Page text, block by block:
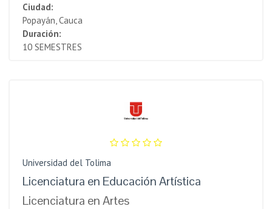
Ciudad:
Popayán, Cauca
Duración:
10 SEMESTRES
Universidad del Tolima
Licenciatura en Educación Artística
Licenciatura en Artes